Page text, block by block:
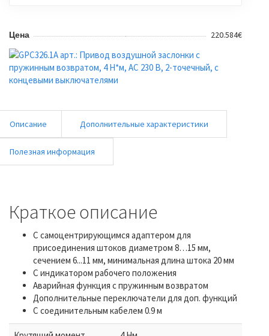
Цена 220.584€
Описание Дополнительные характеристики
Полезная информация
Краткое описание
С самоцентрирующимся адаптером для
присоединения штоков диаметром 8…15 мм,
сечением 6...11 мм, минимальная длина штока 20 мм
С индикатором рабочего положения
Аварийная функция с пружинным возвратом
Дополнительные переключатели для доп. функций
С соединительным кабелем 0.9 м